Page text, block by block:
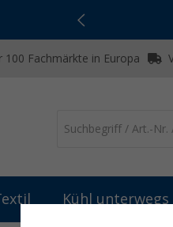
100 Fachmärkte in Europa
Kühl unterwegs